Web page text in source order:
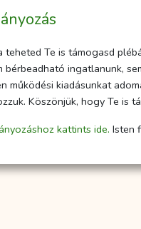
teheted Te is támogasd
bérbeadható ingatlanunk,
működési kiadásunkat
Köszönjük, hogy Te is
kattints ide. Isten